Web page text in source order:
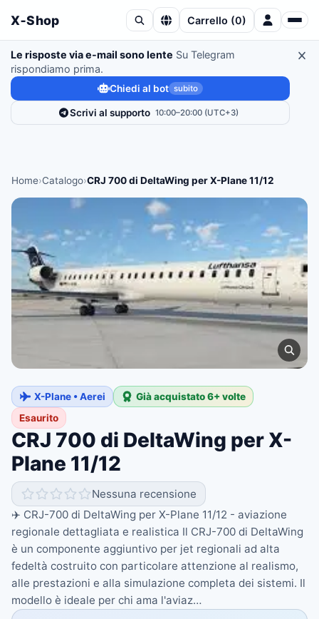
X‑Shop Carrello (0)
Le risposte via e-mail sono lente Su Telegram
rispondiamo prima.
Chiedi al bot subito
Scrivi al supporto 10:00–20:00 (UTC+3)
Home›Catalogo›CRJ 700 di DeltaWing per X-Plane 11/12
X-Plane • Aerei
Già acquistato 6+ volte
Esaurito
CRJ 700 di DeltaWing per X-
Plane 11/12
Nessuna recensione
✈️ CRJ-700 di DeltaWing per X-Plane 11/12 - aviazione
regionale dettagliata e realistica Il CRJ-700 di DeltaWing
è un componente aggiuntivo per jet regionali ad alta
fedeltà costruito con particolare attenzione al realismo,
alle prestazioni e alla simulazione completa dei sistemi. Il
modello è ideale per chi ama l'aviaz…